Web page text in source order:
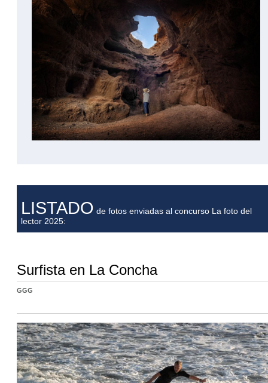
LISTADO de fotos enviadas al concurso La foto del
lector 2025:
Surfista en La Concha
GGG